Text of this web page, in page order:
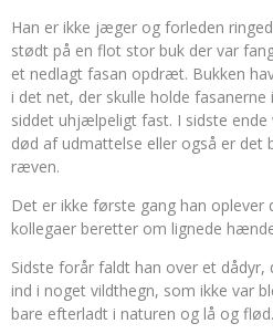
Han er ikke jæger og forleden
stødt på en flot stor buk der var
et nedlagt fasan opdræt. Bukken
i det net, der skulle holde
siddet uhjælpeligt fast. I sidste
død af udmattelse eller også er
ræven.
Det er ikke første gang han oplever
kollegaer beretter om lignede
Sidste forår faldt han over et
ind i noget vildthegn, som ikke var
bare efterladt i naturen og lå og flød.